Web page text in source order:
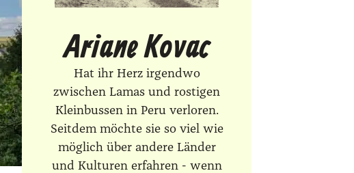
Ariane Kovac
Hat ihr Herz irgendwo
zwischen Lamas und rostigen
Kleinbussen in Peru verloren.
Seitdem möchte sie so viel wie
möglich über andere Länder
und Kulturen erfahren - wenn